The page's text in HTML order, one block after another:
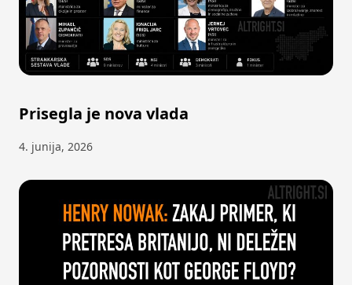
Prisegla je nova vlada
4. junija, 2026